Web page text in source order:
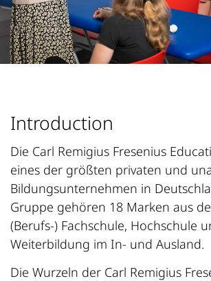
Introduction
Die Carl Remigius Fresenius
eines der größten privaten und
Bildungsunternehmen in
Gruppe gehören 18 Marken aus
(Berufs-) Fachschule, Hochschule
Weiterbildung im In- und Ausland.
Die Wurzeln der Carl Remigius